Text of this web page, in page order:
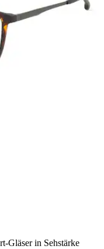
Gläser in Sehstärke